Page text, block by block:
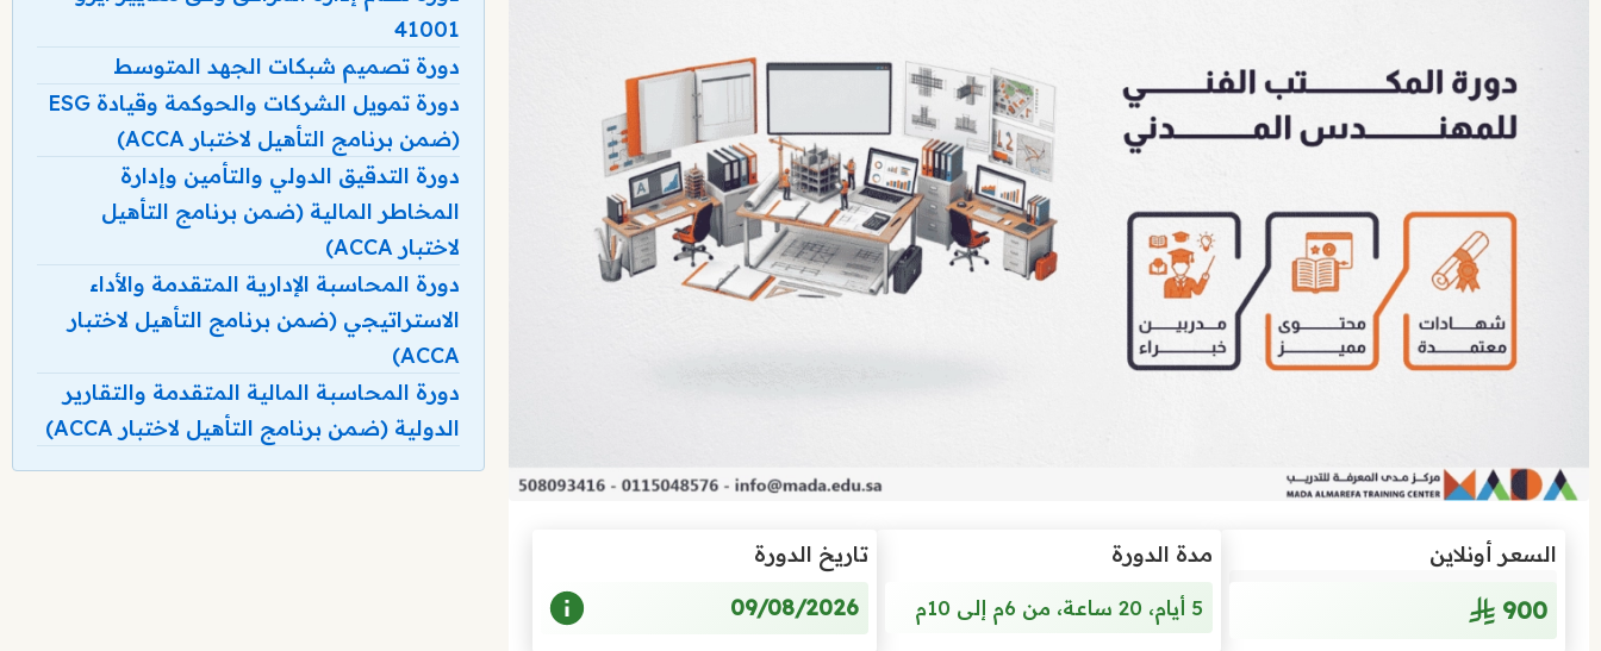
السعر أونلاين
900
مدة الدورة
5 أيام، 20 ساعة، من 6م إلى 10م
تاريخ الدورة
09/08/2026
41001
دورة تصميم شبكات الجهد المتوسط
دورة تمويل الشركات والحوكمة وقيادة ESG
(ضمن برنامج التأهيل لاختبار ACCA)
دورة التدقيق الدولي والتأمين وإدارة
المخاطر المالية (ضمن برنامج التأهيل
لاختبار ACCA)
دورة المحاسبة الإدارية المتقدمة والأداء
الاستراتيجي (ضمن برنامج التأهيل لاختبار
ACCA)
دورة المحاسبة المالية المتقدمة والتقارير
الدولية (ضمن برنامج التأهيل لاختبار ACCA)